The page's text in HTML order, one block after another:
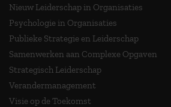
Nieuw Leiderschap in Organisaties
Psychologie in Organisaties
Publieke Strategie en Leiderschap
Samenwerken aan Complexe Opgaven
Strategisch Leiderschap
Verandermanagement
Visie op de Toekomst